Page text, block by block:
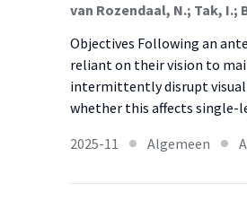
Objectives Following an
reliant on their vision to
intermittently disrupt visual
whether this affects single-
2025-11
Algemeen